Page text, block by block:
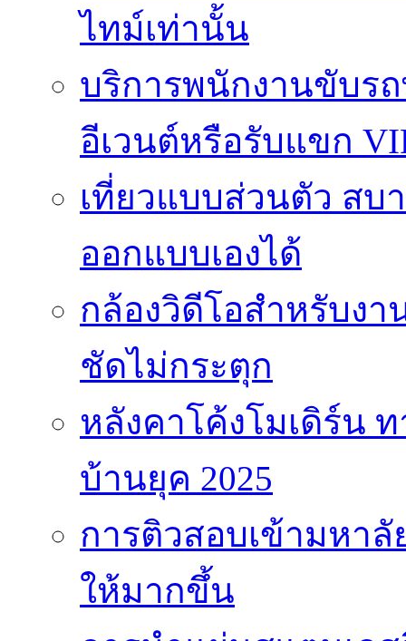
ไทม์เท่านั้น
บริการพนักงานขับร
อีเวนต์หรือรับแขก
เที่ยวแบบส่วนตัว ส
ออกแบบเองได้
กล้องวิดีโอสำหรับง
ชัดไม่กระตุก
หลังคาโค้งโมเดิร์น
บ้านยุค 2025
การติวสอบเข้ามหาลั
ให้มากขึ้น